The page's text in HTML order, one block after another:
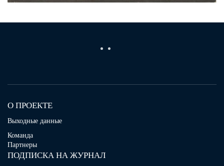
О ПРОЕКТЕ
Выходные данные
Команда
Партнеры
ПОДПИСКА НА ЖУРНАЛ